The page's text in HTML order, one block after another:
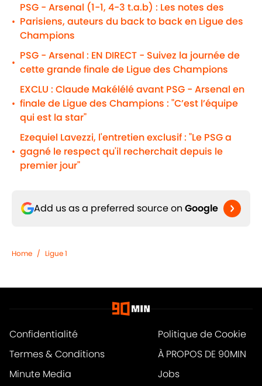
•
PSG - Arsenal (1-1, 4-3 t.a.b) : Les notes des
Parisiens, auteurs du back to back en Ligue des
Champions
•
PSG - Arsenal : EN DIRECT - Suivez la journée de
cette grande finale de Ligue des Champions
•
EXCLU : Claude Makélélé avant PSG - Arsenal en
finale de Ligue des Champions : "C’est l’équipe
qui est la star"
•
Ezequiel Lavezzi, l'entretien exclusif : "Le PSG a
gagné le respect qu'il recherchait depuis le
premier jour"
Add us as a preferred source on Google
Home / Ligue 1
Confidentialité
Politique de Cookie
Termes & Conditions
À PROPOS DE 90MIN
Minute Media
Jobs